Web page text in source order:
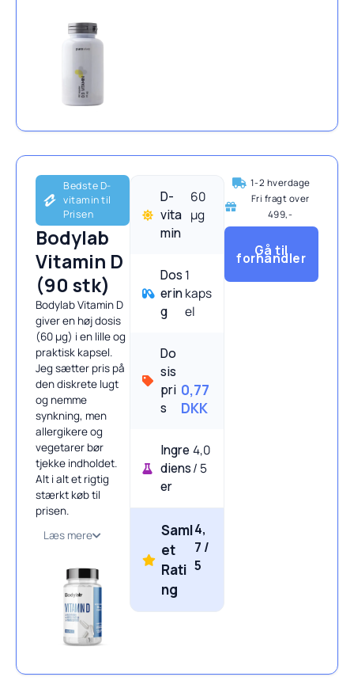
Bedste D-
vitamin til
Prisen
Bodylab
Vitamin D
(90 stk)
Bodylab Vitamin D
giver en høj dosis
(60 µg) i en lille og
praktisk kapsel.
Jeg sætter pris på
den diskrete lugt
og nemme
synkning, men
allergikere og
vegetarer bør
tjekke indholdet.
Alt i alt et rigtig
stærkt køb til
prisen.
Læs mere
D-
vita
min
60
μg
Dos
erin
g
1
kaps
el
Do
sis
pri
s
0,77
DKK
Ingre
diens
er
4,0
/ 5
Saml
et
Rati
ng
4,
7 /
5
1-2 hverdage
Fri fragt over
499,-​
Gå til
forhandler